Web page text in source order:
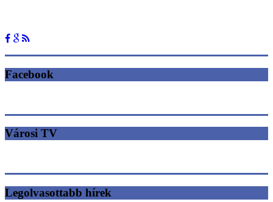
Facebook
Városi TV
Legolvasottabb hírek